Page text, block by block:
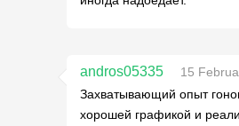
andros05335
15
Захватывающий опыт
хорошей графикой и